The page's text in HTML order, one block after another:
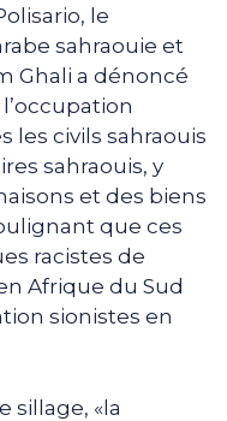
le
sahraouie et
Ghali a dénoncé
les civils sahraouis
sahraouis, y
et des biens
que ces
racistes de
Afrique du Sud
sionistes en
sillage, «la